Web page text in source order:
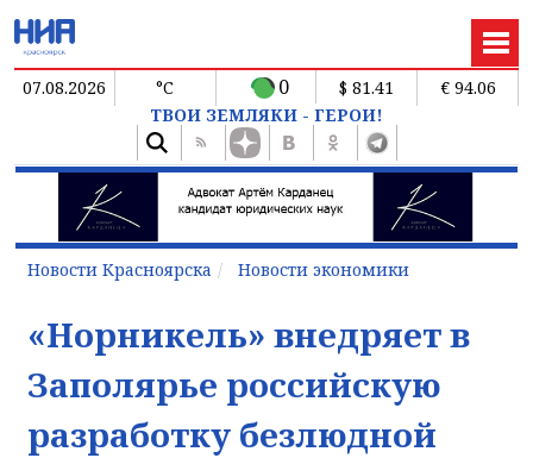
07.08.2026 °C 0 $ 81.41
€ 94.06
ТВОИ ЗЕМЛЯКИ - ГЕРОИ!
Новости Красноярска Новости экономики
«Норникель» внедряет в
Заполярье российскую
разработку безлюдной